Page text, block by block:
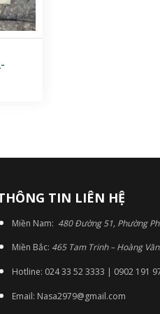
TIN LIÊN HỆ
Miền Nam: 480 Đường 51, Phường
Miền Bắc: 465 Tam Trinh – Hoàng
Hotline: 024 33 52 3333 | 0902 191
Email: Nasa2979@gmail.com